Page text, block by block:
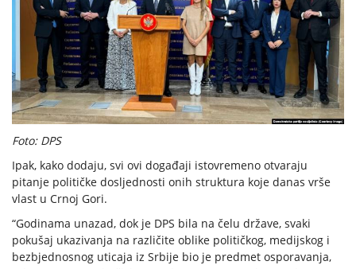
Foto: DPS
Ipak, kako dodaju, svi ovi događaji istovremeno otvaraju
pitanje političke dosljednosti onih struktura koje danas vrše
vlast u Crnoj Gori.
“Godinama unazad, dok je DPS bila na čelu države, svaki
pokušaj ukazivanja na različite oblike političkog, medijskog i
bezbjednosnog uticaja iz Srbije bio je predmet osporavanja,